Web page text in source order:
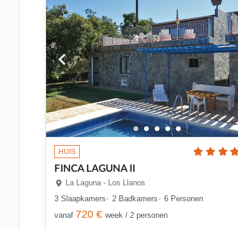
HUIS
FINCA LAGUNA II
La Laguna - Los Llanos
3 Slaapkamers
2 Badkamers
6 Personen
vanaf 720 € week / 2 personen